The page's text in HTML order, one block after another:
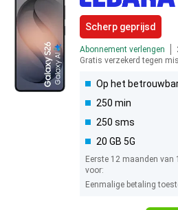
Scherp geprijsd
Abonnement verlengen
Gratis verzekerd tegen
Op het
250 min
250 sms
20 GB 5G
Eerste 12 maanden van
voor:
Eenmalige betaling